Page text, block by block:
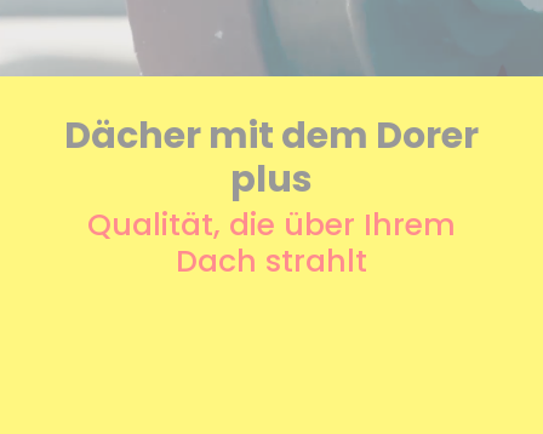
Dächer mit dem Dorer
plus
Qualität, die über Ihrem
Dach strahlt